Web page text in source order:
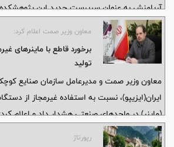
آریامنش به عنوان سرپرست جدید این
لیلی نیاکان سرپرست پیشین قدردانی به عمل آمد.
معاون وزیر صمت اعلام کرد:
برخورد قاطع با ماینرهای
تولید
معاون وزیر صمت و مدیرعامل سازمان صنایع
ایران(ایزیپو)، نسبت به استفاده غیرمجاز از
(ماینر) در واحدهای صنعتی هشدار داد و اعلام
نصب و بهره‌برداری از ماینر بدون اخذ مجوز
رپورتاژ